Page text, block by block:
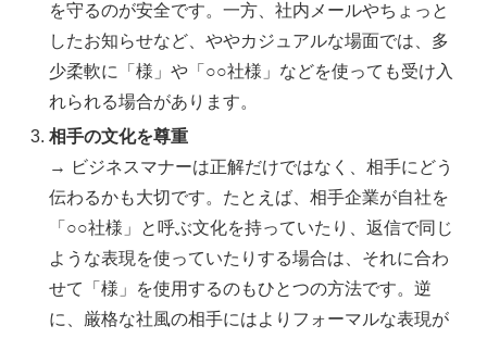
を守るのが安全です。一方、社内メールやちょっと
したお知らせなど、ややカジュアルな場面では、多
少柔軟に「様」や「○○社様」などを使っても受け入
れられる場合があります。
相手の文化を尊重
→ ビジネスマナーは正解だけではなく、相手にどう
伝わるかも大切です。たとえば、相手企業が自社を
「○○社様」と呼ぶ文化を持っていたり、返信で同じ
ような表現を使っていたりする場合は、それに合わ
せて「様」を使用するのもひとつの方法です。逆
に、厳格な社風の相手にはよりフォーマルな表現が